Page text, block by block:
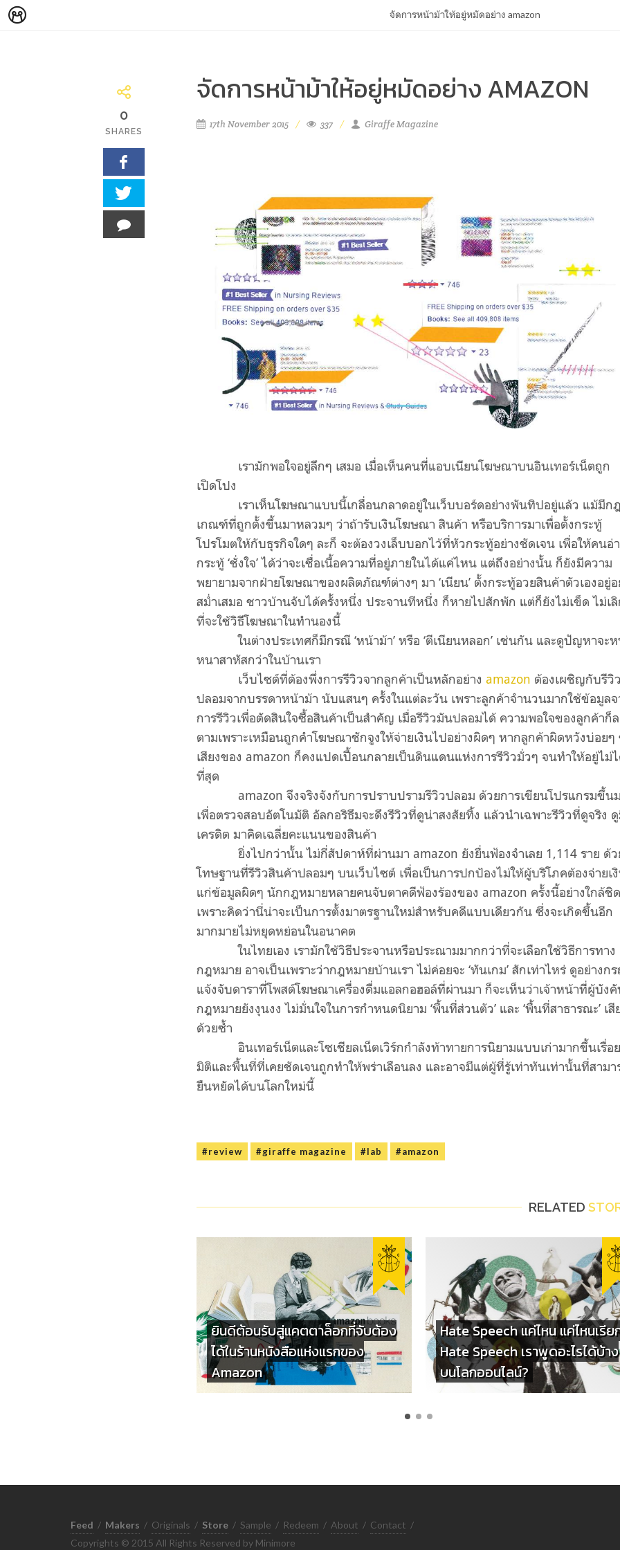
จัดการหน้าม้าให้อยู่หมัดอย่าง amazon
0
SHARES
จัดการหน้าม้าให้อยู่หมัดอย่าง AMAZON
17th November 2015 337 Giraffe Magazine
เรามักพอใจอยู่ลึกๆ เสมอ เมื่อเห็นคนที่แอบเนียนโฆษณาบนอินเทอร์เน็ตถูก
เปิดโปง
เราเห็นโฆษณาแบบนี้เกลื่อนกลาดอยู่ในเว็บบอร์ดอย่างพันทิปอยู่แล้ว แม้มีกฎ
เกณฑ์ที่ถูกตั้งขึ้นมาหลวมๆ ว่าถ้ารับเงินโฆษณา สินค้า หรือบริการมาเพื่อตั้งกระทู้
โปรโมตให้กับธุรกิจใดๆ ละก็ จะต้องวงเล็บบอกไว้ที่หัวกระทู้อย่างชัดเจน เพื่อให้คนอ่
กระทู้ ‘ชั่งใจ’ ได้ว่าจะเชื่อเนื้อความที่อยู่ภายในได้แค่ไหน แต่ถึงอย่างนั้น ก็ยังมีความ
พยายามจากฝ่ายโฆษณาของผลิตภัณฑ์ต่างๆ มา ‘เนียน’ ตั้งกระทู้อวยสินค้าตัวเองอยู่อ
สม่ำเสมอ ชาวบ้านจับได้ครั้งหนึ่ง ประจานทีหนึ่ง ก็หายไปสักพัก แต่ก็ยังไม่เข็ด ไม่เลิ
ที่จะใช้วิธีโฆษณาในทำนองนี้
ในต่างประเทศก็มีกรณี ‘หน้าม้า’ หรือ ‘ตีเนียนหลอก’ เช่นกัน และดูปัญหาจะ
หนาสาหัสกว่าในบ้านเรา
เว็บไซต์ที่ต้องพึ่งการรีวิวจากลูกค้าเป็นหลักอย่าง amazon ต้องเผชิญกับรีวิว
ปลอมจากบรรดาหน้าม้า นับแสนๆ ครั้งในแต่ละวัน เพราะลูกค้าจำนวนมากใช้ข้อมูลจ
การรีวิวเพื่อตัดสินใจซื้อสินค้าเป็นสำคัญ เมื่อรีวิวมันปลอมได้ ความพอใจของลูกค้าก็
ตามเพราะเหมือนถูกคำโฆษณาชักจูงให้จ่ายเงินไปอย่างผิดๆ หากลูกค้าผิดหวังบ่อยๆ
เสียงของ amazon ก็คงแปดเปื้อนกลายเป็นดินแดนแห่งการรีวิวมั่วๆ จนทำให้อยู่ไม่
ที่สุด
amazon จึงจริงจังกับการปราบปรามรีวิวปลอม ด้วยการเขียนโปรแกรมขึ้น
เพื่อตรวจสอบอัตโนมัติ อัลกอริธึมจะดึงรีวิวที่ดูน่าสงสัยทิ้ง แล้วนำเฉพาะรีวิวที่ดูจริง
เครดิต มาคิดเฉลี่ยคะแนนของสินค้า
ยิ่งไปกว่านั้น ไม่กี่สัปดาห์ที่ผ่านมา amazon ยังยื่นฟ้องจำเลย 1,114 ราย ด้ว
โทษฐานที่รีวิวสินค้าปลอมๆ บนเว็บไซต์ เพื่อเป็นการปกป้องไม่ให้ผู้บริโภคต้องจ่ายเ
แก่ข้อมูลผิดๆ นักกฎหมายหลายคนจับตาคดีฟ้องร้องของ amazon ครั้งนี้อย่างใกล้ชิด
เพราะคิดว่านี่น่าจะเป็นการตั้งมาตรฐานใหม่สำหรับคดีแบบเดียวกัน ซึ่งจะเกิดขึ้นอีก
มากมายไม่หยุดหย่อนในอนาคต
ในไทยเอง เรามักใช้วิธีประจานหรือประณามมากกว่าที่จะเลือกใช้วิธีการทาง
กฎหมาย อาจเป็นเพราะว่ากฎหมายบ้านเรา ไม่ค่อยจะ ‘ทันเกม’ สักเท่าไหร่ ดูอย่างก
แจ้งจับดาราที่โพสต์โฆษณาเครื่องดื่มแอลกอฮอล์ที่ผ่านมา ก็จะเห็นว่าเจ้าหน้าที่ผู้บัง
กฎหมายยังงุนงง ไม่มั่นใจในการกำหนดนิยาม ‘พื้นที่ส่วนตัว’ และ ‘พื้นที่สาธารณะ’ เสี
ด้วยซ้ำ
อินเทอร์เน็ตและโซเชียลเน็ตเวิร์กกำลังท้าทายการนิยามแบบเก่ามากขึ้นเรื่อ
มิติและพื้นที่ที่เคยชัดเจนถูกทำให้พร่าเลือนลง และอาจมีแต่ผู้ที่รู้เท่าทันเท่านั้นที่สามา
ยืนหยัดได้บนโลกใหม่นี้
#review #giraffe magazine #lab #amazon
RELATED
ยินดีต้อนรับสู่แคตตาล็อกที่จับต้อง
ได้ในร้านหนังสือแห่งแรกของ
Amazon
Hate Speech แค่ไหน แค่ไหนเรีย
Hate Speech เราพูดอะไรได้บ้าง
บนโลกออนไลน์?
Feed / Makers / Originals / Store / Sample / Redeem / About / Contact /
Copyrights © 2015 All Rights Reserved by Minimore